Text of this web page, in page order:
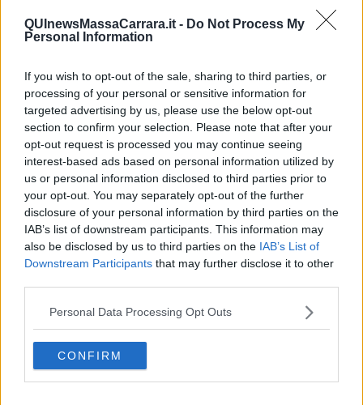
QUInewsMassaCarrara.it - Do Not Process My
Personal Information
If you wish to opt-out of the sale, sharing to third parties, or
processing of your personal or sensitive information for
targeted advertising by us, please use the below opt-out
section to confirm your selection. Please note that after your
opt-out request is processed you may continue seeing
interest-based ads based on personal information utilized by
us or personal information disclosed to third parties prior to
your opt-out. You may separately opt-out of the further
disclosure of your personal information by third parties on the
IAB’s list of downstream participants. This information may
also be disclosed by us to third parties on the IAB’s List of
Downstream Participants that may further disclose it to other
Personal Data Processing Opt Outs
CONFIRM
L’allerta riguarda in particolare le aree dell’
Arno Casentino ,
Valdarno superiore,Firenze,ValdelsaeValdera, la Vadichiana
vento egrandinate.
Da oggi domenica 19 Marzo, in particolare dalla serata, sono
previste precipitazioni sparse, localmente a carattere dirovescio o
temporale. Domani, lunedì 20 Marzo,precipitazioniprima sparse
e poi isolate, localmente a carattere di rovescio o temporale, più
probabili e frequenti sulle zone centro-meridionali.
Ancora, oggi domenica sono attesicumulati medi fino a significativi
sullezone centro-settentrionalimentre per domani ecco cumulati
zone centro-meridionali
localmente di forte intensità.